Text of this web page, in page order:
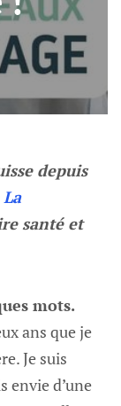
depuis
santé et
mots.
ans que je
Je suis
envie d’une